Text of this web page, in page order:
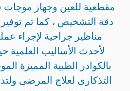
مقطعية للعين وجهاز
دقة التشخيص ، كما تم توفير
مناظير جراحية لإجراء
لأحدث الأساليب العلمية
بالكوادر الطبية المميزة
التذكارى لعلاج المرضى